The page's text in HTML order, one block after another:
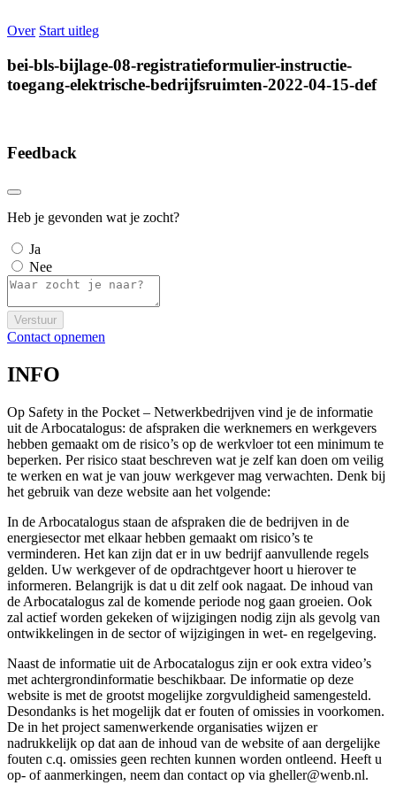
Over Start uitleg
bei-bls-bijlage-08-registratieformulier-instructie-
toegang-elektrische-bedrijfsruimten-2022-04-15-def
Feedback
Heb je gevonden wat je zocht?
Ja
Nee
Verstuur
Contact opnemen
INFO
Op Safety in the Pocket – Netwerkbedrijven vind je de informatie
uit de Arbocatalogus: de afspraken die werknemers en werkgevers
hebben gemaakt om de risico’s op de werkvloer tot een minimum te
beperken. Per risico staat beschreven wat je zelf kan doen om veilig
te werken en wat je van jouw werkgever mag verwachten. Denk bij
het gebruik van deze website aan het volgende:
In de Arbocatalogus staan de afspraken die de bedrijven in de
energiesector met elkaar hebben gemaakt om risico’s te
verminderen. Het kan zijn dat er in uw bedrijf aanvullende regels
gelden. Uw werkgever of de opdrachtgever hoort u hierover te
informeren. Belangrijk is dat u dit zelf ook nagaat. De inhoud van
de Arbocatalogus zal de komende periode nog gaan groeien. Ook
zal actief worden gekeken of wijzigingen nodig zijn als gevolg van
ontwikkelingen in de sector of wijzigingen in wet- en regelgeving.
Naast de informatie uit de Arbocatalogus zijn er ook extra video’s
met achtergrondinformatie beschikbaar. De informatie op deze
website is met de grootst mogelijke zorgvuldigheid samengesteld.
Desondanks is het mogelijk dat er fouten of omissies in voorkomen.
De in het project samenwerkende organisaties wijzen er
nadrukkelijk op dat aan de inhoud van de website of aan dergelijke
fouten c.q. omissies geen rechten kunnen worden ontleend. Heeft u
op- of aanmerkingen, neem dan contact op via gheller@wenb.nl.